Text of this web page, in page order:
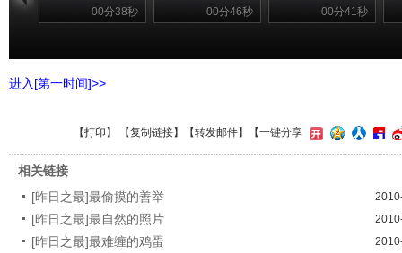
00分38秒 00分46秒 00分41秒
进入[第一时间]>>
【打印 】 【复制链接】【转发邮件】 【一键分享
相关链接
[昨日之最]最偷摸的善举
[昨日之最]最自然的照片
[昨日之最]最难缠的鸡蛋